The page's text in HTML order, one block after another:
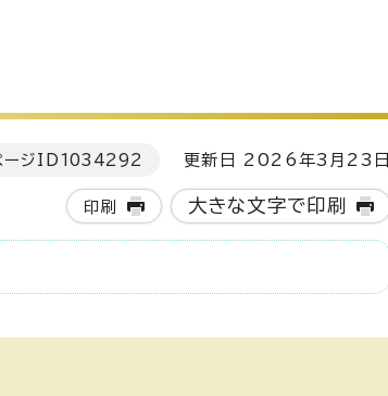
ージID 1034292 更新日 2026年3月23日
印刷 大きな文字で印刷